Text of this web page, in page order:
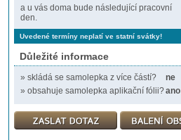
a u vás doma bude následující pracovní
den.
Uvedené termíny neplatí ve statní svátky!
Důležité informace
» skládá se samolepka z více částí?
ne
» obsahuje samolepka aplikační fólii?ano